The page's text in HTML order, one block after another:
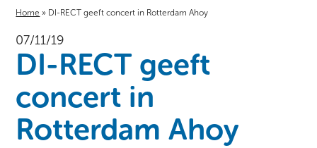
Home » DI-RECT geeft concert in Rotterdam Ahoy
07/11/19
DI-RECT geeft
concert in
Rotterdam Ahoy